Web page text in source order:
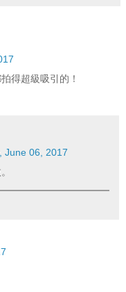
得超級吸引的！
June 06, 2017